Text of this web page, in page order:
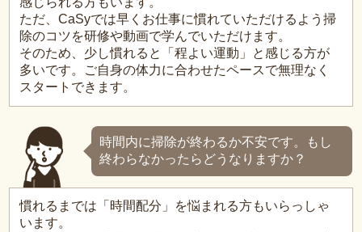
ただ、CaSyでは早くお仕事に慣れていただけるよう掃
除のコツを研修や動画で学んでいただけます。
そのため、少し慣れると「程よい運動」と感じる方が
多いです。ご自身の体力に合わせたペースで無理なく
スタートできます。
時間内に掃除が終わるか不安です。もし
終わらなかったらどうなりますか？
慣れるまでは「時間配分」を悩まれる方もいらっしゃ
います。